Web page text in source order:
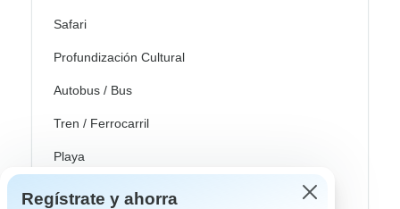
Safari
Profundización Cultural
Autobus / Bus
Tren / Ferrocarril
Playa
Familia
Regístrate y ahorra